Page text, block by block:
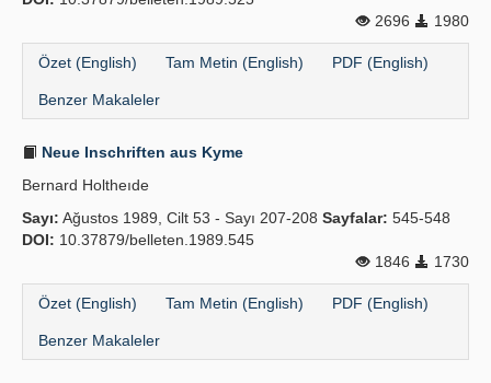
2696
1980
Özet (English) Tam Metin (English) PDF (English)
Benzer Makaleler
Neue Inschriften aus Kyme
Bernard Holtheıde
Sayı: Ağustos 1989, Cilt 53 - Sayı 207-208 Sayfalar: 545-548
DOI: 10.37879/belleten.1989.545
1846
1730
Özet (English) Tam Metin (English) PDF (English)
Benzer Makaleler